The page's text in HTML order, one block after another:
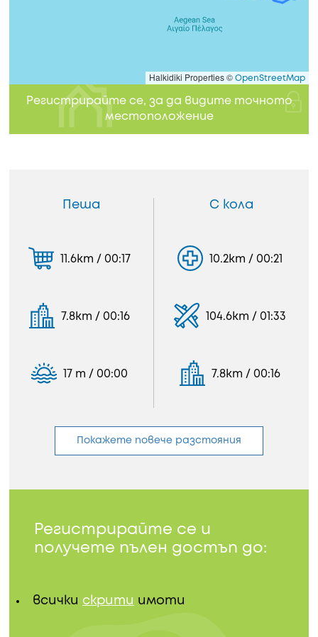
Halkidiki Properties © OpenStreetMap
Регистрирайте се, за да видите точното
местоположение
Пеша
11.6km / 00:17
7.8km / 00:16
17 m / 00:00
С кола
10.2km / 00:21
104.6km / 01:33
7.8km / 00:16
Покажете повече разстояния
Регистрирайте се и
получете пълен достъп до:
всички скрити имоти